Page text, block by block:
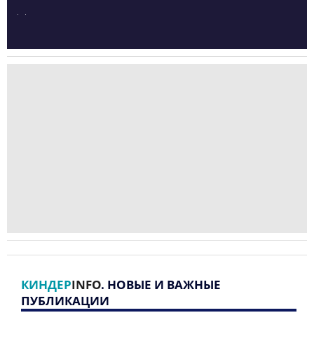
КИНДЕРINFO. НОВЫЕ И ВАЖНЫЕ
ПУБЛИКАЦИИ